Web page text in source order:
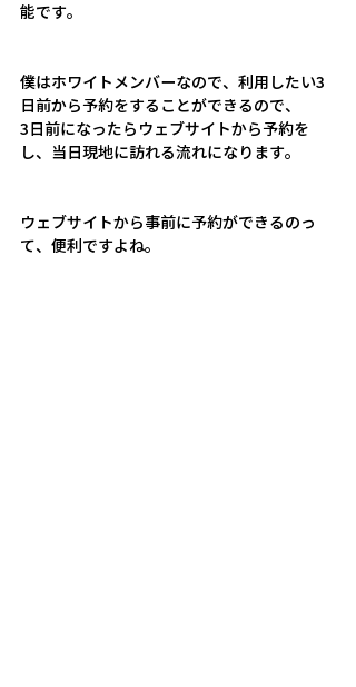
能です。
僕はホワイトメンバーなので、利用したい3
日前から予約をすることができるので、
3日前になったらウェブサイトから予約を
し、当日現地に訪れる流れになります。
ウェブサイトから事前に予約ができるのっ
て、便利ですよね。